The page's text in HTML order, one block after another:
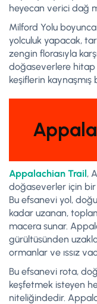
heyecan verici dağ
Milford Yolu
yolculuk yapacak,
zengin florasıyla
doğaseverlere hitap
keşiflerin
Appalachian Trail,
doğaseverler için bir
Bu efsanevi yol,
kadar uzanan,
macera sunar.
gürültüsünden
ormanlar ve ıssız
Bu efsanevi rota,
keşfetmek isteyen
niteliğindedir.